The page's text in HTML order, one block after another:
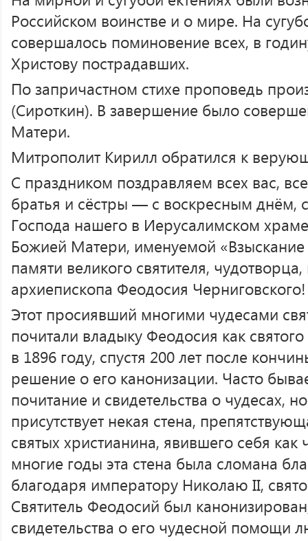
Российском воинстве и о мире. На
совершалось поминовение всех, в
Христову пострадавших.
По запричастном стихе проповедь
(Сироткин). В завершение было
Матери.
Митрополит Кирилл обратился к
С праздником поздравляем всех вас,
братья и сёстры — с воскресным днём,
Господа нашего в Иерусалимском
Божией Матери, именуемой
памяти великого святителя,
архиепископа Феодосия Черниговского!
Этот просиявший многими чудесами
почитали владыку Феодосия как
в 1896 году, спустя 200 лет после
решение о его канонизации. Часто
почитание и свидетельства о чудесах,
присутствует некая стена,
святых христианина, явившего себя как
многие годы эта стена была сломана
благодаря императору Николаю II,
Святитель Феодосий был
свидетельства о его чудесной помощи